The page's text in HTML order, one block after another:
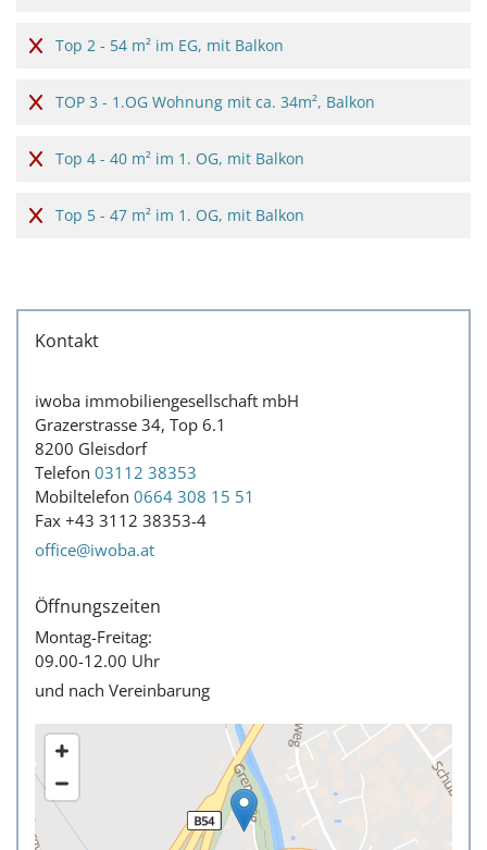
Top 2 - 54 m² im EG, mit Balkon
TOP 3 - 1.OG Wohnung mit ca. 34m², Balkon
Top 4 - 40 m² im 1. OG, mit Balkon
Top 5 - 47 m² im 1. OG, mit Balkon
Kontakt
iwoba immobiliengesellschaft mbH
Grazerstrasse 34, Top 6.1
8200 Gleisdorf
Telefon 03112 38353
Mobiltelefon 0664 308 15 51
Fax +43 3112 38353-4
office@iwoba.at
Öffnungszeiten
Montag-Freitag:
09.00-12.00 Uhr
und nach Vereinbarung